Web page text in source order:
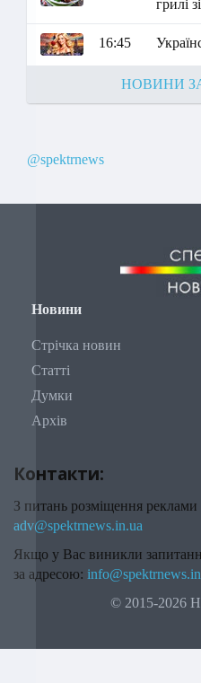
грилі
16:45
НОВИНИ
@spektrnews
Новини
Стрічка новин
Статті
Думки
Архів
Контакти:
З питань розміщення реклами
adv@spektrnews.in.ua
Якщо у Вас виникли
за адресою:
© 2015-2026